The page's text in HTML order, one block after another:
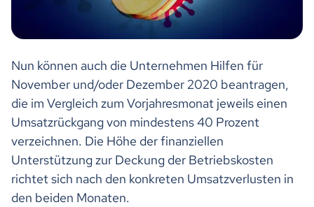
Nun können auch die Unternehmen Hilfen für
November und/oder Dezember 2020 beantragen,
die im Vergleich zum Vorjahresmonat jeweils einen
Umsatzrückgang von mindestens 40 Prozent
verzeichnen. Die Höhe der finanziellen
Unterstützung zur Deckung der Betriebskosten
richtet sich nach den konkreten Umsatzverlusten in
den beiden Monaten.